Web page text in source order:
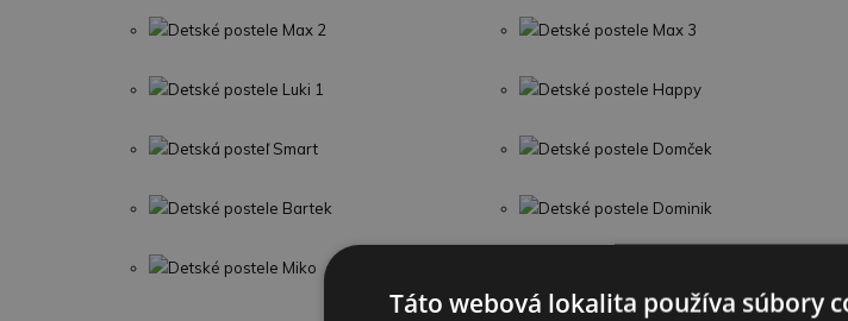
Detské postele Max 2 Detské postele Max 3
Detské postele Luki 1 Detské postele Happy
Detská posteľ Smart Detské postele Domček
Detské postele Bartek Detské postele Dominik
Detské postele Miko
Táto webová lokalita používa súbory